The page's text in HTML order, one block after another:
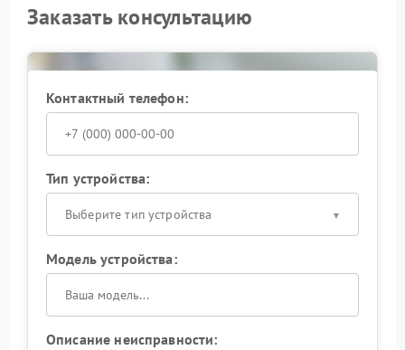
Заказать консультацию
Контактный телефон:
Тип устройства:
Выберите тип устройства
Модель устройства:
Описание неисправности: